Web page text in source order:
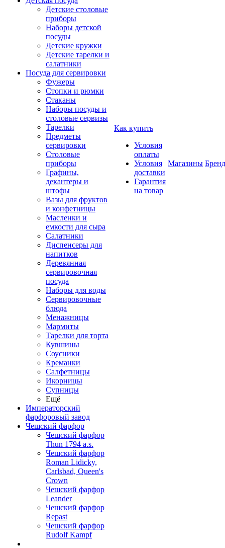
Детские столовые
приборы
Наборы детской
посуды
Детские кружки
Детские тарелки и
салатники
Посуда для сервировки
Фужеры
Стопки и рюмки
Стаканы
Наборы посуды и
столовые сервизы
Тарелки
Предметы
сервировки
Столовые
приборы
Графины,
декантеры и
штофы
Вазы для фруктов
и конфетницы
Масленки и
емкости для сыра
Салатники
Диспенсеры для
напитков
Деревянная
сервировочная
посуда
Наборы для воды
Сервировочные
блюда
Менажницы
Мармиты
Тарелки для торта
Кувшины
Соусники
Креманки
Салфетницы
Икорницы
Супницы
Ещё
Императорский
фарфоровый завод
Чешский фарфор
Чешский фарфор
Thun 1794 a.s.
Чешский фарфор
Roman Lidicky,
Carlsbad, Queen's
Crown
Чешский фарфор
Leander
Чешский фарфор
Repast
Чешский фарфор
Rudolf Kampf
Как купить
Условия
оплаты
Условия
доставки
Гарантия
на товар
Магазины